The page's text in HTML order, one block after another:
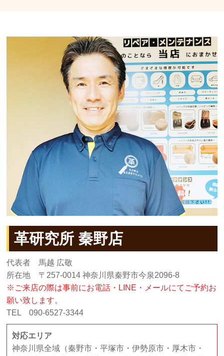
革研究所 秦野店
代表者 馬越 広敬
所在地 〒257-0014 神奈川県秦野市今泉2096-8
※ご来店の際は事前にお電話・LINE・メールにてご予約お
願い致します。
TEL 090-6527-3344
対応エリア
神奈川県全域（秦野市・平塚市・伊勢原市・厚木市・